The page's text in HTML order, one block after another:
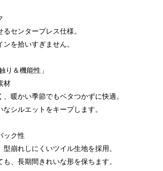
センタープレス仕様。
を拾いすぎません。
＆機能性」
材
暖かい季節でもベタつかずに快適。
シルエットをキープします。
ック性
崩れしにくいツイル生地を採用。
、長期間きれいな形を保ちます。